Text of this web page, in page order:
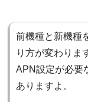
前機種と新機種
り方が変わりま
APN設定が必要
ありますよ。